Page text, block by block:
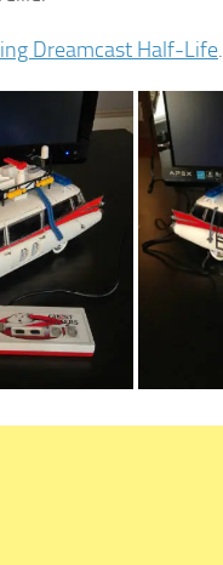
Dreamcast Half-Life.